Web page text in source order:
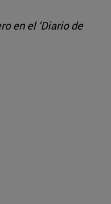
en el ‘Diario de